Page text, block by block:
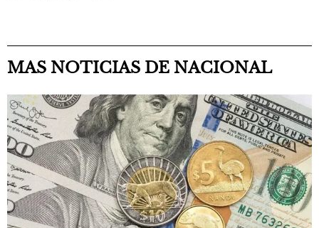
MAS NOTICIAS DE NACIONAL